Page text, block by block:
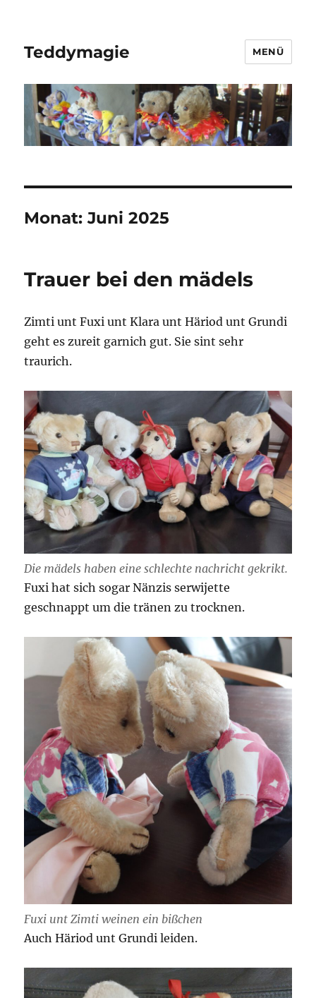
Teddymagie MENÜ
Monat:Juni 2025
Trauer bei den mädels
Zimti unt Fuxi unt Klara unt Häriod unt Grundi
geht es zureit garnich gut. Sie sint sehr
traurich.
Die mädels haben eine schlechte nachricht gekrikt.
Fuxi hat sich sogar Nänzis serwijette
geschnappt um die tränen zu trocknen.
Fuxi unt Zimti weinen ein bißchen
Auch Häriod unt Grundi leiden.